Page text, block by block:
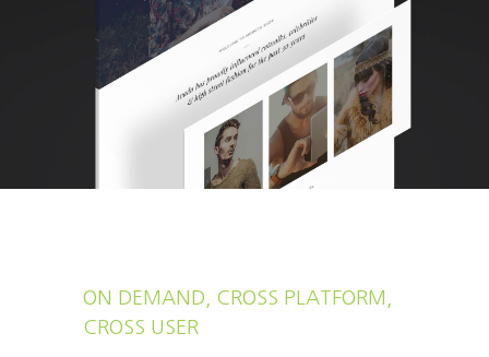
ON DEMAND, CROSS PLATFORM,
CROSS USER